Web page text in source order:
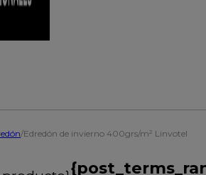
/Edredón de invierno 400grs/m² Linvotel